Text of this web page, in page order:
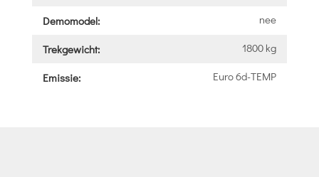
Demomodel: nee
Trekgewicht: 1800 kg
Emissie: Euro 6d-TEMP